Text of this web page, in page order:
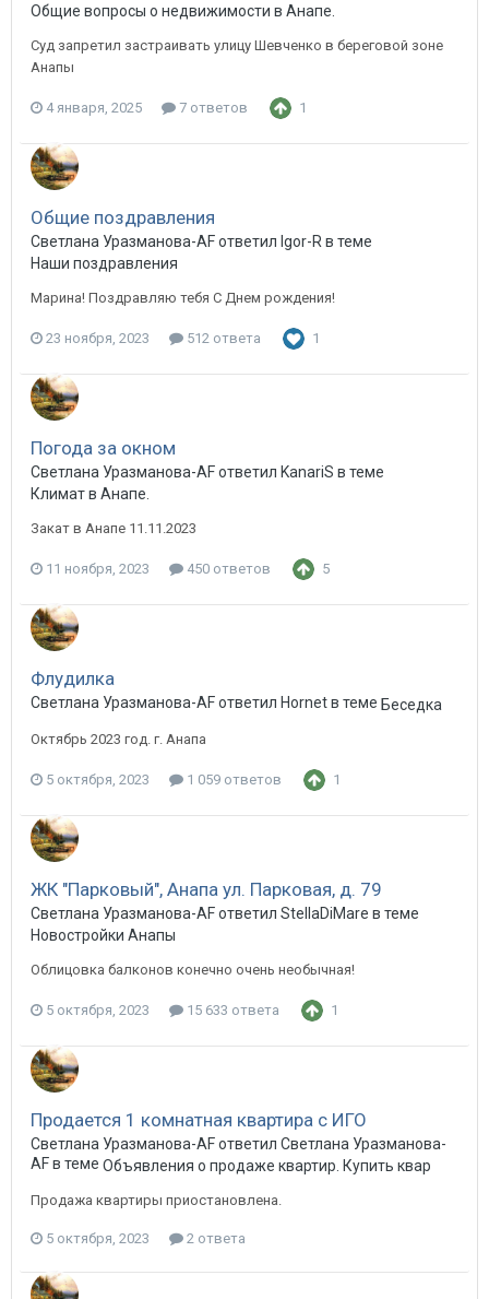
Общие вопросы о недвижимости в Анапе.
Суд запретил застраивать улицу Шевченко в береговой зоне
Анапы
4 января, 2025 7 ответов 1
Общие поздравления
Светлана Уразманова-AF ответил Igor-R в теме
Наши поздравления
Марина! Поздравляю тебя С Днем рождения!
23 ноября, 2023 512 ответа 1
Погода за окном
Светлана Уразманова-AF ответил KanariS в теме
Климат в Анапе.
Закат в Анапе 11.11.2023
11 ноября, 2023 450 ответов 5
Флудилка
Светлана Уразманова-AF ответил Hornet в теме Беседка
Октябрь 2023 год. г. Анапа
5 октября, 2023 1 059 ответов 1
ЖК "Парковый", Анапа ул. Парковая, д. 79
Светлана Уразманова-AF ответил StellaDiMare в теме
Новостройки Анапы
Облицовка балконов конечно очень необычная!
5 октября, 2023 15 633 ответа 1
Продается 1 комнатная квартира с ИГО
Светлана Уразманова-AF ответил Светлана Уразманова-
AF в теме Объявления о продаже квартир. Купить квартиру в
Продажа квартиры приостановлена.
5 октября, 2023 2 ответа